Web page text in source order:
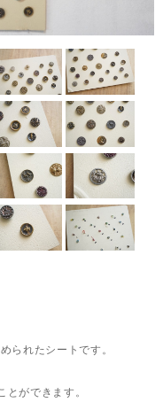
られたシートです。
ができます。